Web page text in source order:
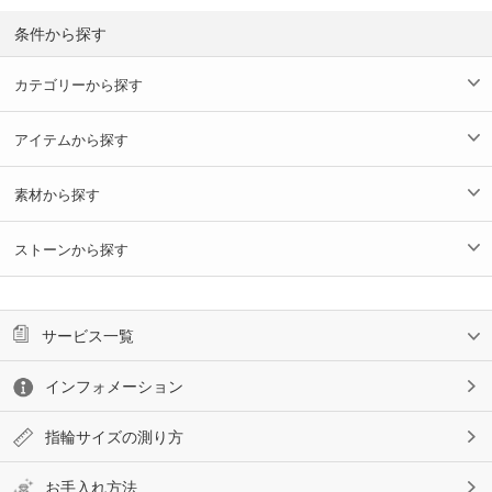
条件から探す
カテゴリーから探す
アイテムから探す
素材から探す
ストーンから探す
サービス一覧
インフォメーション
指輪サイズの測り方
お手入れ方法